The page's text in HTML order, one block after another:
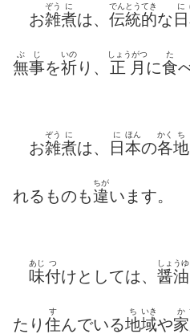
お雑
ぞう
煮
に
は、 伝統的
でんとうてき
な日
に
無事
ぶじ
を祈
いの
り、 正月
しょうがつ
に食
た
お雑
ぞう
煮
に
は、 日
に
本
ほん
の各
かく
地
ち
れるものも違
ちが
います。
味
あじ
付
つ
けとしては、 醤油
しょうゆ
たり 住
す
んでいる地
ち
域
いき
や家
か